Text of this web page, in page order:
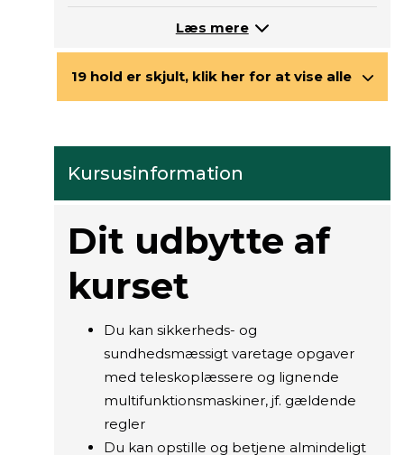
Læs mere
19 hold er skjult, klik her for at vise alle
Kursusinformation
Dit udbytte af
kurset
Du kan sikkerheds- og
sundhedsmæssigt varetage opgaver
med teleskoplæssere og lignende
multifunktionsmaskiner, jf. gældende
regler
Du kan opstille og betjene almindeligt